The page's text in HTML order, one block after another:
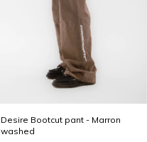
Desire Bootcut pant - Marron
washed